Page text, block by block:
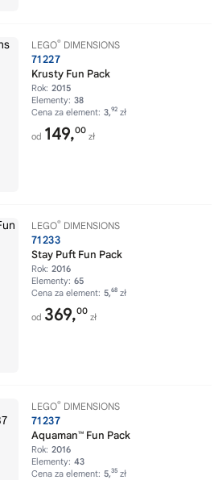
LEGO® DIMENSIONS
71227
Krusty Fun Pack
Rok: 2015
Elementy: 38
Cena za element: 3,92 zł
od 149,00
zł
LEGO® DIMENSIONS
71233
Stay Puft Fun Pack
Rok: 2016
Elementy: 65
Cena za element: 5,68 zł
od 369,00
zł
LEGO® DIMENSIONS
71237
Aquaman™ Fun Pack
Rok: 2016
Elementy: 43
Cena za element: 5,35 zł